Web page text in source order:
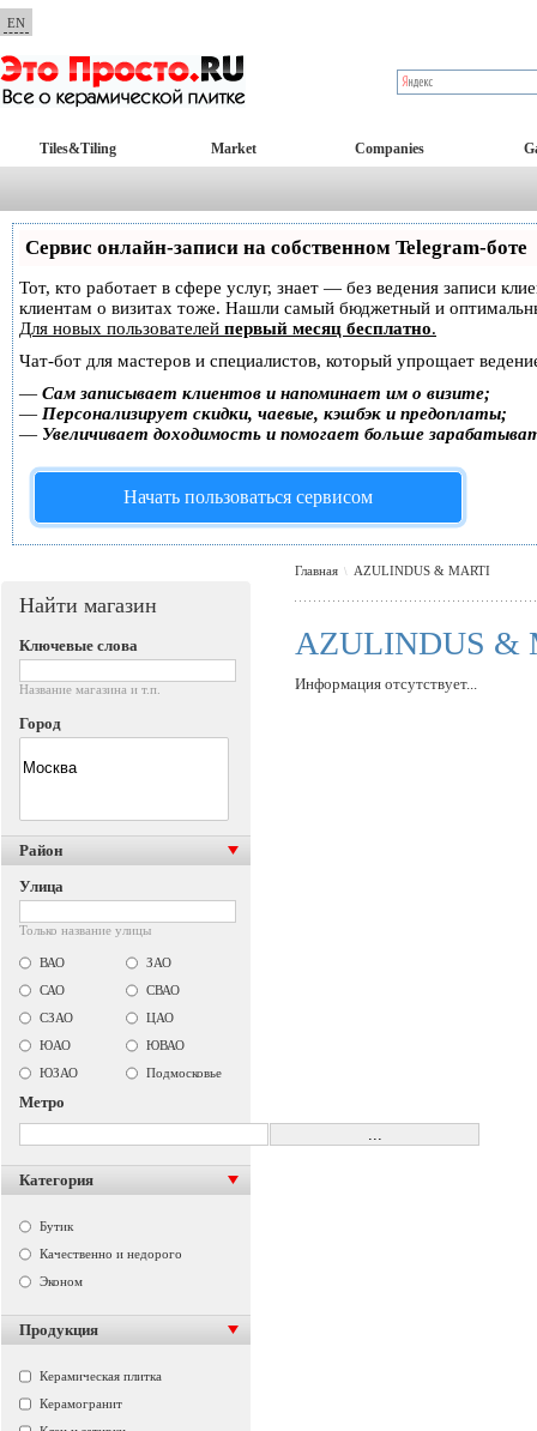
EN
Tiles&Tiling Market Companies
Сервис онлайн-записи на собственном Telegram-боте
Тот, кто работает в сфере услуг, знает — без ведения записи
клиентам о визитах тоже. Нашли самый бюджетный и
Для новых пользователей первый месяц бесплатно.
Чат-бот для мастеров и специалистов, который упрощает
— Сам записывает клиентов и напоминает им о визите;
— Персонализирует скидки, чаевые, кэшбэк и предоплаты;
— Увеличивает доходимость и помогает больше
Начать пользоваться сервисом
Главная \ AZULINDUS & MARTI
AZULINDUS &
Информация отсутствует...
Найти магазин
Ключевые слова
Название магазина и т.п.
Город
Район
Улица
Только название улицы
ВАО
ЗАО
САО
СВАО
СЗАО
ЦАО
ЮАО
ЮВАО
ЮЗАО
Подмосковье
Метро
Категория
Бутик
Качественно и недорого
Эконом
Продукция
Керамическая плитка
Керамогранит